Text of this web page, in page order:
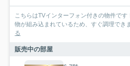
こちらはTVインターフォン付きの物件で
物が組み込まれているため、すぐ調理でき
る
販売中の部屋